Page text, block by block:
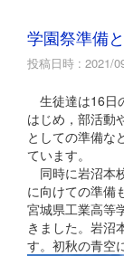
学園祭準備
投稿日時 : 2021/
生徒達は16日
はじめ，部活動
としての準備な
ています。
同時に岩沼本
に向けての準備
宮城県工業高等
きました。岩沼
す。初秋の青空